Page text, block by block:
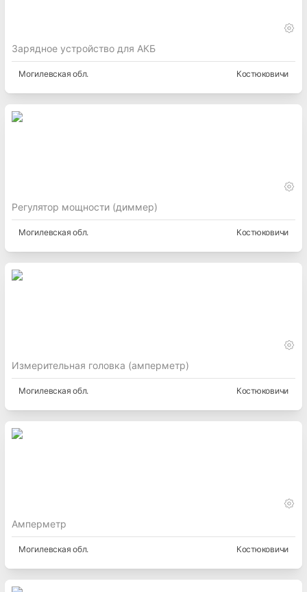
Зарядное устройство для АКБ
Могилевская обл. Костюковичи
Регулятор мощности (диммер)
Могилевская обл. Костюковичи
Измерительная головка (амперметр)
Могилевская обл. Костюковичи
Амперметр
Могилевская обл. Костюковичи